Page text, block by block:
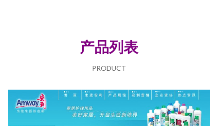
产品列表
PRODUCT